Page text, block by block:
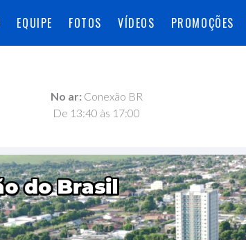
EQUIPE FOTOS VÍDEOS PROMOÇÕES
No ar: Conexão BR
De 13:40 às 17:00